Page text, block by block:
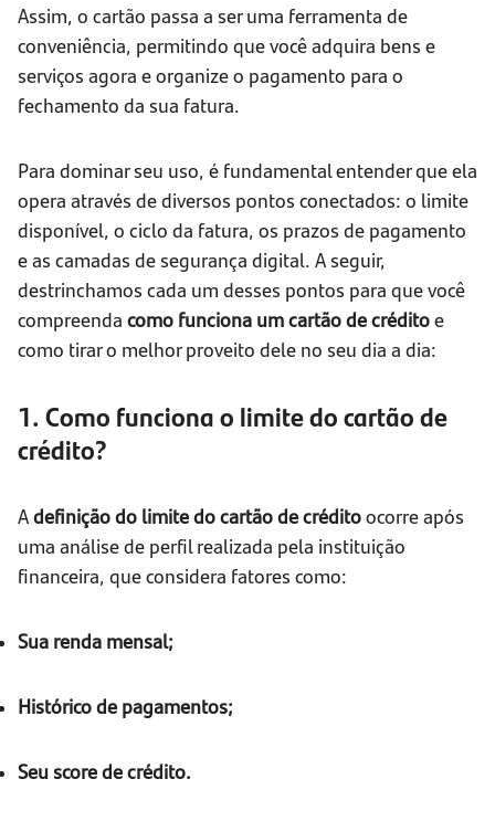
Assim, o cartão passa a ser uma ferramenta de
conveniência, permitindo que você adquira bens e
serviços agora e organize o pagamento para o
fechamento da sua fatura.
Para dominar seu uso, é fundamental entender que ela
opera através de diversos pontos conectados: o limite
disponível, o ciclo da fatura, os prazos de pagamento
e as camadas de segurança digital. A seguir,
destrinchamos cada um desses pontos para que você
compreenda como funciona um cartão de créditoe
como tirar o melhor proveito dele no seu dia a dia:
1. Como funciona o limite do cartão de
crédito?
Adefinição do limite do cartão de créditoocorre após
uma análise de perfil realizada pela instituição
financeira, que considera fatores como:
Sua renda mensal;
Histórico de pagamentos;
Seu score de crédito.